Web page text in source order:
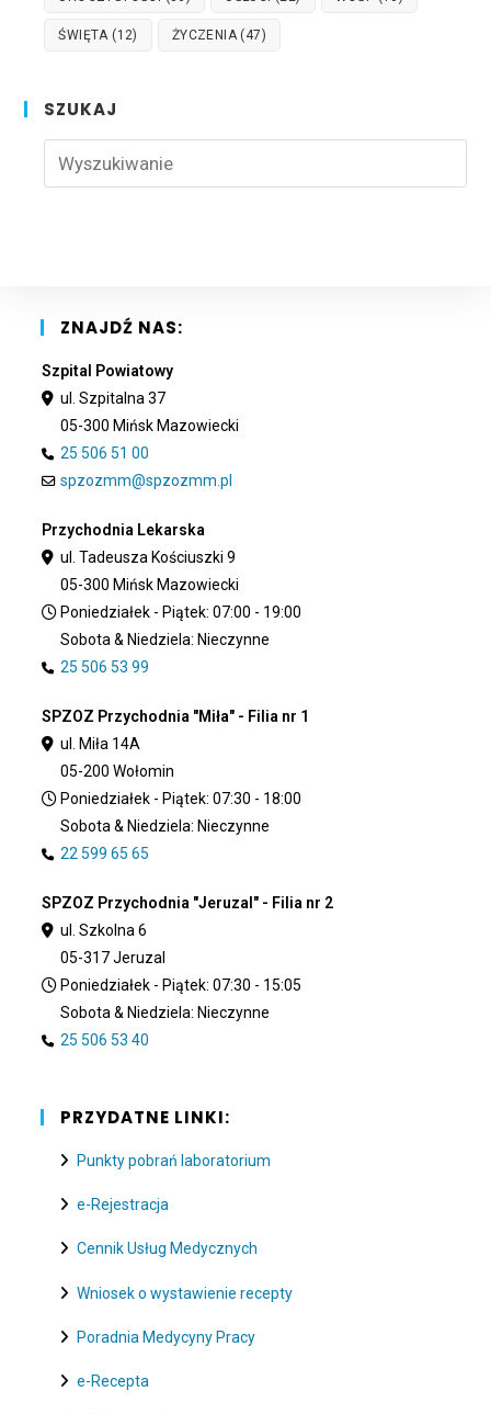
ŚWIĘTA(12) ŻYCZENIA(47)
SZUKAJ
ZNAJDŹ NAS:
Szpital Powiatowy
ul. Szpitalna 37
05-300 Mińsk Mazowiecki
25 506 51 00
spzozmm@spzozmm.pl
Przychodnia Lekarska
ul. Tadeusza Kościuszki 9
05-300 Mińsk Mazowiecki
Poniedziałek - Piątek: 07:00 - 19:00
Sobota & Niedziela: Nieczynne
25 506 53 99
SPZOZ Przychodnia "Miła" - Filia nr 1
ul. Miła 14A
05-200 Wołomin
Poniedziałek - Piątek: 07:30 - 18:00
Sobota & Niedziela: Nieczynne
22 599 65 65
SPZOZ Przychodnia "Jeruzal" - Filia nr 2
ul. Szkolna 6
05-317 Jeruzal
Poniedziałek - Piątek: 07:30 - 15:05
Sobota & Niedziela: Nieczynne
25 506 53 40
PRZYDATNE LINKI:
Punkty pobrań laboratorium
e-Rejestracja
Cennik Usług Medycznych
Wniosek o wystawienie recepty
Poradnia Medycyny Pracy
e-Recepta